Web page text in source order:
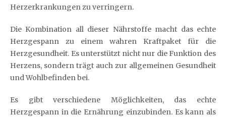
Herzerkrankungen zu verringern.
Die Kombination all dieser Nährstoffe macht das echte
Herzgespann zu einem wahren Kraftpaket für die
Herzgesundheit. Es unterstützt nicht nur die Funktion des
Herzens, sondern trägt auch zur allgemeinen Gesundheit
und Wohlbefinden bei.
Es gibt verschiedene Möglichkeiten, das echte
Herzgespann in die Ernährung einzubinden. Es kann als